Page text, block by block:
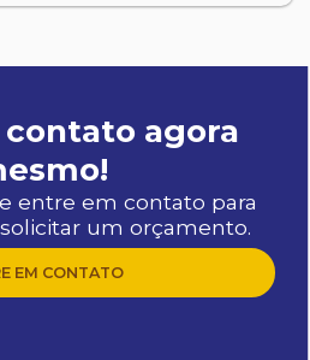
agora
entre em contato para
um orçamento.
EM CONTATO